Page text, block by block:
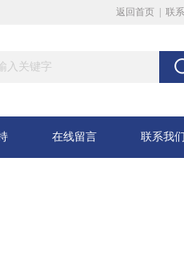
返回首页 联
在线留言 联系我们